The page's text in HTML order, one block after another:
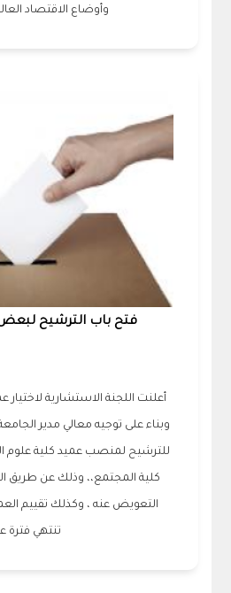
وأوضاع الاقتصاد
فتح باب الترشيح لبعض
أعلنت اللجنة الاستشارية لاختيار
وبناء على توجيه معالي مدير
للترشيح لمنصب عميد كلية علوم
كلية المجتمع،، وذلك عن طريق
التعويض عنه ، وكذلك تقييم
تنتهي فترة